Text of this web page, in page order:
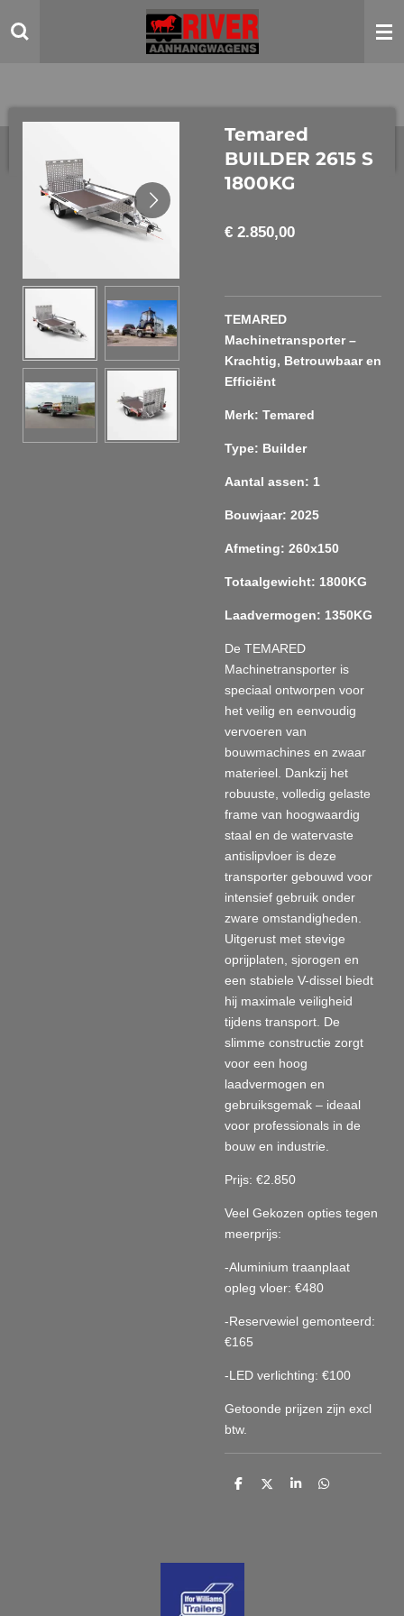
direct
Temared
BUILDER 2615 S
1800KG
€ 2.850,00
TEMARED
Machinetransporter –
Krachtig, Betrouwbaar en
Efficiënt
Merk: Temared
Type: Builder
Aantal assen: 1
Bouwjaar: 2025
Afmeting: 260x150
Totaalgewicht: 1800KG
Laadvermogen: 1350KG
De TEMARED
Machinetransporter is
speciaal ontworpen voor
het veilig en eenvoudig
vervoeren van
bouwmachines en zwaar
materieel. Dankzij het
robuuste, volledig gelaste
frame van hoogwaardig
staal en de watervaste
antislipvloer is deze
transporter gebouwd voor
intensief gebruik onder
zware omstandigheden.
Uitgerust met stevige
oprijplaten, sjorogen en
een stabiele V-dissel biedt
hij maximale veiligheid
tijdens transport. De
slimme constructie zorgt
voor een hoog
laadvermogen en
gebruiksgemak – ideaal
voor professionals in de
bouw en industrie.
Prijs: €2.850
Veel Gekozen opties tegen
meerprijs:
-Aluminium traanplaat
opleg vloer: €480
-Reservewiel gemonteerd:
€165
-LED verlichting: €100
Getoonde prijzen zijn excl
btw.
D
D
S
D